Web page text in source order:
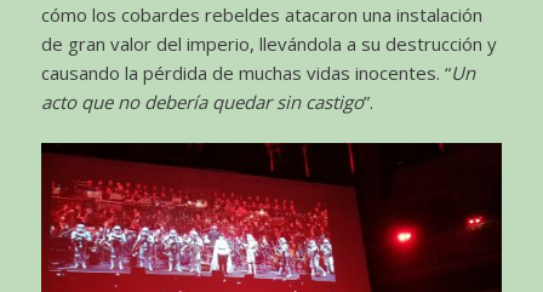
cómo los cobardes rebeldes atacaron una instalación
de gran valor del imperio, llevándola a su destrucción y
causando la pérdida de muchas vidas inocentes. “Un
acto que no debería quedar sin castigo”.